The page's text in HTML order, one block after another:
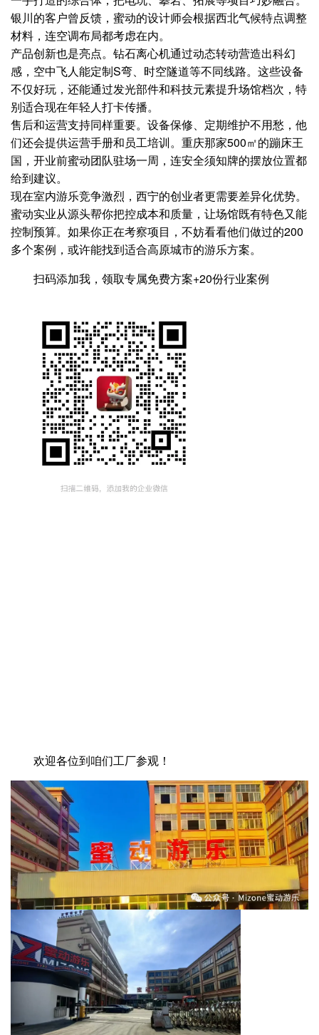
银川的客户曾反馈，蜜动的设计师会根据西北气候特点调整
材料，连空调布局都考虑在内。
产品创新也是亮点。钻石离心机通过动态转动营造出科幻
感，空中飞人能定制S弯、时空隧道等不同线路。这些设备
不仅好玩，还能通过发光部件和科技元素提升场馆档次，特
别适合现在年轻人打卡传播。
售后和运营支持同样重要。设备保修、定期维护不用愁，他
们还会提供运营手册和员工培训。重庆那家500㎡的蹦床王
国，开业前蜜动团队驻场一周，连安全须知牌的摆放位置都
给到建议。
现在室内游乐竞争激烈，西宁的创业者更需要差异化优势。
蜜动实业从源头帮你把控成本和质量，让场馆既有特色又能
控制预算。如果你正在考察项目，不妨看看他们做过的200
多个案例，或许能找到适合高原城市的游乐方案。
扫码添加我，领取专属免费方案+20份行业案例
欢迎各位到咱们工厂参观！